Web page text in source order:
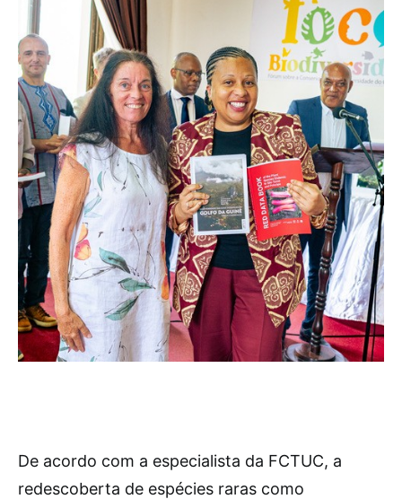
De acordo com a especialista da FCTUC, a
redescoberta de espécies raras como